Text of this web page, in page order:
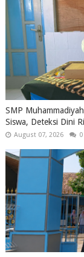
SMP
Siswa, Deteksi Dini
August 07, 2026 0